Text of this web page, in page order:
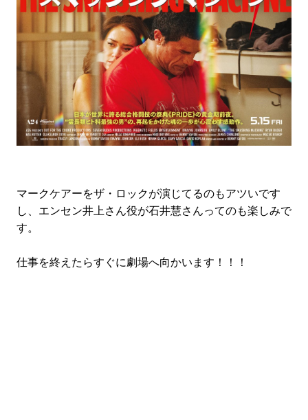
マークケアーをザ・ロックが演じてるのもアツいです
し、エンセン井上さん役が石井慧さんってのも楽しみで
す。
仕事を終えたらすぐに劇場へ向かいます！！！